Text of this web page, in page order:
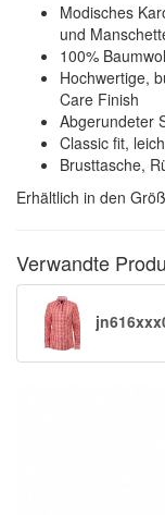
Modisches
und
100%
Hochwertige,
Care Finish
Abgerundeter
Classic fit,
Brusttasche,
Erhältlich in den
Verwandte